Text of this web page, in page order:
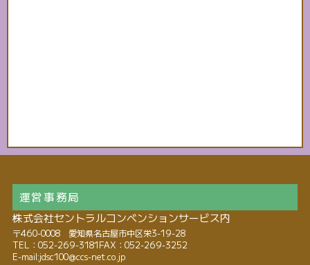
運営事務局
株式会社セントラルコンベンションサービス内
〒460-0008 愛知県名古屋市中区栄3-19-28
TEL：052-269-3181FAX：052-269-3252
E-mail:jdsc100@ccs-net.co.jp